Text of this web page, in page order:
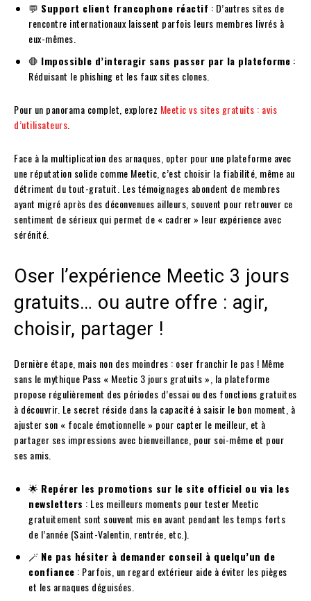
💬 Support client francophone réactif : D’autres sites de
rencontre internationaux laissent parfois leurs membres livrés à
eux-mêmes.
🛑 Impossible d’interagir sans passer par la plateforme :
Réduisant le phishing et les faux sites clones.
Pour un panorama complet, explorez Meetic vs sites gratuits : avis
d’utilisateurs
Face à la multiplication des arnaques, opter pour une plateforme avec
une réputation solide comme Meetic, c’est choisir la fiabilité, même au
détriment du tout-gratuit. Les témoignages abondent de membres
ayant migré après des déconvenues ailleurs, souvent pour retrouver ce
sentiment de sérieux qui permet de « cadrer » leur expérience avec
sérénité.
Oser l’expérience Meetic 3 jours
gratuits… ou autre offre : agir,
choisir, partager !
Dernière étape, mais non des moindres : oser franchir le pas ! Même
sans le mythique Pass « Meetic 3 jours gratuits », la plateforme
propose régulièrement des périodes d’essai ou des fonctions gratuites
à découvrir. Le secret réside dans la capacité à saisir le bon moment, à
ajuster son « focale émotionnelle » pour capter le meilleur, et à
partager ses impressions avec bienveillance, pour soi-même et pour
ses amis.
🌟 Repérer les promotions sur le site officiel ou via les
newsletters : Les meilleurs moments pour tester Meetic
gratuitement sont souvent mis en avant pendant les temps forts
de l’année (Saint-Valentin, rentrée, etc.).
🪄 Ne pas hésiter à demander conseil à quelqu’un de
confiance : Parfois, un regard extérieur aide à éviter les pièges
et les arnaques déguisées.